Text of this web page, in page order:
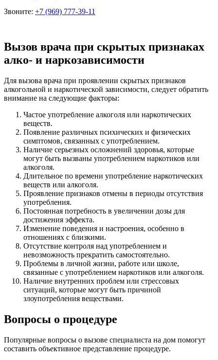
Звоните: +7 (969) 777-39-11
Вызов врача при скрытых признаках
алко- и наркозависимости
Для вызова врача при проявлении скрытых признаков
алкогольной и наркотической зависимости, следует обратить
внимание на следующие факторы:
Частое употребление алкоголя или наркотических
веществ.
Появление различных психических и физических
симптомов, связанных с употреблением.
Наличие серьезных осложнений здоровья, которые
могут быть вызваны употреблением наркотиков или
алкоголя.
Длительное по времени употребление наркотических
веществ или алкоголя.
Проявление признаков отмены в периоды отсутствия
употребления.
Постоянная потребность в увеличении дозы для
достижения эффекта.
Изменение поведения и настроения, особенно в
отношениях с близкими.
Отсутствие контроля над употреблением и
невозможность прекратить самостоятельно.
Проблемы в личной жизни, работе или школе,
связанные с употреблением наркотиков или алкоголя.
Наличие внутренних проблем или стрессовых
ситуаций, которые могут быть причиной
злоупотребления веществами.
Вопросы о процедуре
Популярные вопросы о вызове специалиста на дом помогут
составить объективное представление процедуре.